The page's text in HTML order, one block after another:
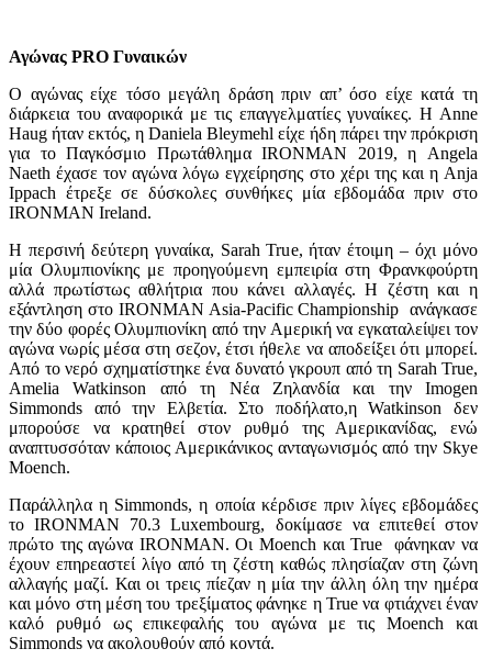
Αγώνας PRO Γυναικών
Ο αγώνας είχε τόσο μεγάλη δράση πριν απ’ όσο είχε κατά τη
διάρκεια του αναφορικά με τις επαγγελματίες γυναίκες. Η Anne
Haug ήταν εκτός, η Daniela Bleymehl είχε ήδη πάρει την πρόκριση
για το Παγκόσμιο Πρωτάθλημα IRONMAN 2019, η Angela
Naeth έχασε τον αγώνα λόγω εγχείρησης στο χέρι της και η Anja
Ippach έτρεξε σε δύσκολες συνθήκες μία εβδομάδα πριν στο
IRONMAN Ireland.
Η περσινή δεύτερη γυναίκα, Sarah True, ήταν έτοιμη – όχι μόνο
μία Ολυμπιονίκης με προηγούμενη εμπειρία στη Φρανκφούρτη
αλλά πρωτίστως αθλήτρια που κάνει αλλαγές. Η ζέστη και η
εξάντληση στο IRONMAN Asia-Pacific Championship ανάγκασε
την δύο φορές Ολυμπιονίκη από την Αμερική να εγκαταλείψει τον
αγώνα νωρίς μέσα στη σεζον, έτσι ήθελε να αποδείξει ότι μπορεί.
Από το νερό σχηματίστηκε ένα δυνατό γκρουπ από τη Sarah True,
Amelia Watkinson από τη Νέα Ζηλανδία και την Imogen
Simmonds από την Ελβετία. Στο ποδήλατο,η Watkinson δεν
μπορούσε να κρατηθεί στον ρυθμό της Αμερικανίδας, ενώ
αναπτυσσόταν κάποιος Αμερικάνικος ανταγωνισμός από την Skye
Moench.
Παράλληλα η Simmonds, η οποία κέρδισε πριν λίγες εβδομάδες
το IRONMAN 70.3 Luxembourg, δοκίμασε να επιτεθεί στον
πρώτο της αγώνα IRONMAN. Οι Moench και True φάνηκαν να
έχουν επηρεαστεί λίγο από τη ζέστη καθώς πλησίαζαν στη ζώνη
αλλαγής μαζί. Και οι τρεις πίεζαν η μία την άλλη όλη την ημέρα
και μόνο στη μέση του τρεξίματος φάνηκε η True να φτιάχνει έναν
καλό ρυθμό ως επικεφαλής του αγώνα με τις Moench και
Simmonds να ακολουθούν από κοντά.